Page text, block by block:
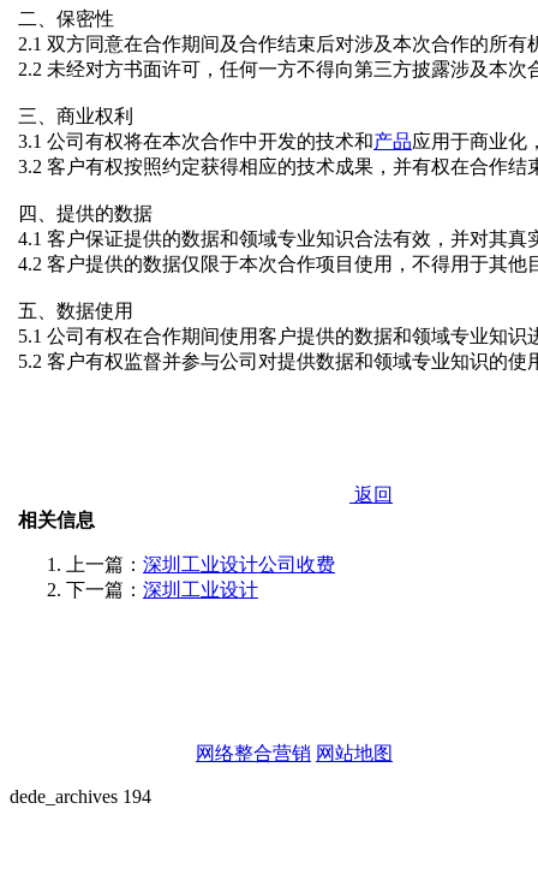
二、保密性
2.1 双方同意在合作期间及合作结束后对涉及本次合作的所
2.2 未经对方书面许可，任何一方不得向第三方披露涉及本次
三、商业权利
3.1 公司有权将在本次合作中开发的技术和产品应用于商业化
3.2 客户有权按照约定获得相应的技术成果，并有权在合作结
四、提供的数据
4.1 客户保证提供的数据和领域专业知识合法有效，并对其真
4.2 客户提供的数据仅限于本次合作项目使用，不得用于其他
五、数据使用
5.1 公司有权在合作期间使用客户提供的数据和领域专业知识
5.2 客户有权监督并参与公司对提供数据和领域专业知识的
返回
相关信息
上一篇： 深圳工业设计公司收费
下一篇： 深圳工业设计
网络整合营销 网站地图
dede_archives 194